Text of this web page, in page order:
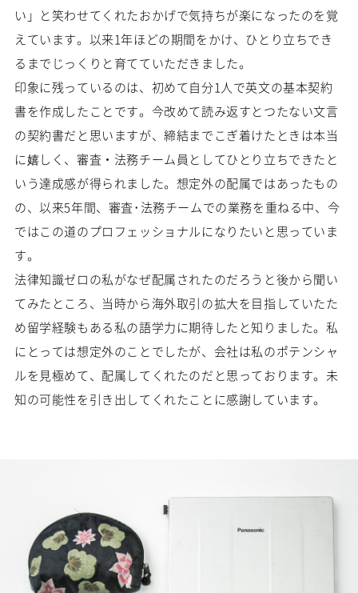
い」と笑わせてくれたおかげで気持ちが楽になったのを覚
えています。以来1年ほどの期間をかけ、ひとり立ちでき
るまでじっくりと育てていただきました。
印象に残っているのは、初めて自分1人で英文の基本契約
書を作成したことです。今改めて読み返すとつたない文言
の契約書だと思いますが、締結までこぎ着けたときは本当
に嬉しく、審査・法務チーム員としてひとり立ちできたと
いう達成感が得られました。想定外の配属ではあったもの
の、以来5年間、審査･法務チームでの業務を重ねる中、今
ではこの道のプロフェッショナルになりたいと思っていま
す。
法律知識ゼロの私がなぜ配属されたのだろうと後から聞い
てみたところ、当時から海外取引の拡大を目指していたた
め留学経験もある私の語学力に期待したと知りました。私
にとっては想定外のことでしたが、会社は私のポテンシャ
ルを見極めて、配属してくれたのだと思っております。未
知の可能性を引き出してくれたことに感謝しています。